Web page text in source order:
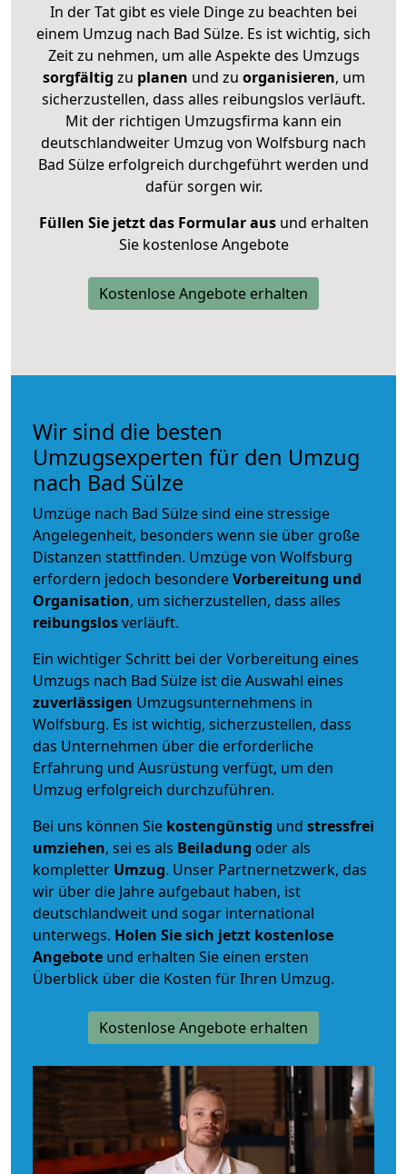
In der Tat gibt es viele Dinge zu beachten bei
einem Umzug nach Bad Sülze. Es ist wichtig, sich
Zeit zu nehmen, um alle Aspekte des Umzugs
sorgfältig zu planen und zu organisieren, um
sicherzustellen, dass alles reibungslos verläuft.
Mit der richtigen Umzugsfirma kann ein
deutschlandweiter Umzug von Wolfsburg nach
Bad Sülze erfolgreich durchgeführt werden und
dafür sorgen wir.
Füllen Sie jetzt das Formular ausund erhalten
Sie kostenlose Angebote
Kostenlose Angebote erhalten
Wir sind die besten
Umzugsexperten für den Umzug
nach Bad Sülze
Umzüge nach Bad Sülze sind eine stressige
Angelegenheit, besonders wenn sie über große
Distanzen stattfinden. Umzüge von Wolfsburg
erfordern jedoch besondereVorbereitung und
Organisation, um sicherzustellen, dass alles
reibungslosverläuft.
Ein wichtiger Schritt bei der Vorbereitung eines
Umzugs nach Bad Sülze ist die Auswahl eines
zuverlässigen Umzugsunternehmens in
Wolfsburg. Es ist wichtig, sicherzustellen, dass
das Unternehmen über die erforderliche
Erfahrung und Ausrüstung verfügt, um den
Umzug erfolgreich durchzuführen.
Bei uns können Sie kostengünstig und stressfrei
umziehen, sei es als Beiladung oder als
kompletter Umzug. Unser Partnernetzwerk, das
wir über die Jahre aufgebaut haben, ist
deutschlandweit und sogar international
unterwegs. Holen Sie sich jetzt kostenlose
Angebote und erhalten Sie einen ersten
Überblick über die Kosten für Ihren Umzug.
Kostenlose Angebote erhalten